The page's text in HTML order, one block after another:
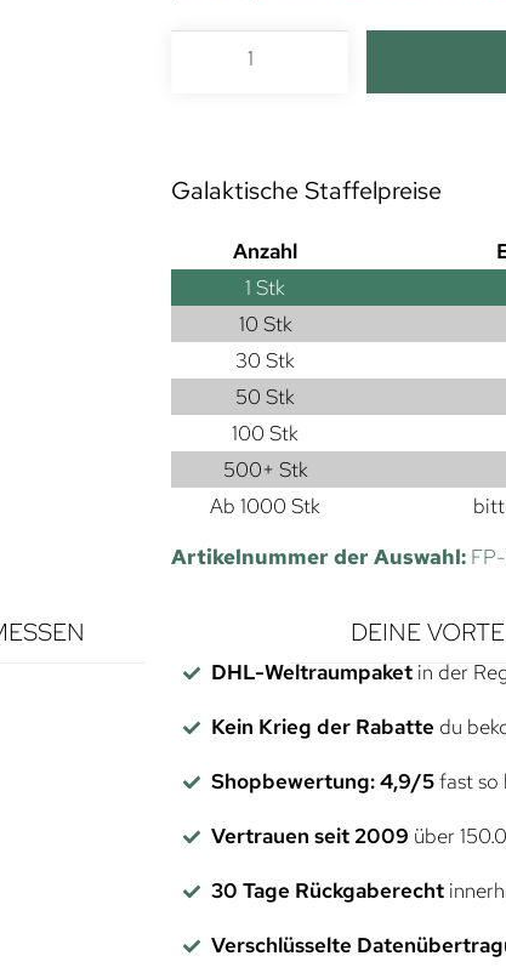
Galaktische Staffelpreise
Anzahl
1 Stk
10 Stk
30 Stk
50 Stk
100 Stk
500+ Stk
Ab 1000 Stk
Artikelnummer der Auswahl:
DEINE
DHL-Weltraumpaketin der
Kein Krieg der Rabatte du
Shopbewertung: 4,9/5fast so
Vertrauen seit 2009 über
30 Tage Rückgaberecht
Verschlüsselte